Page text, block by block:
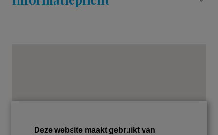
Deze website maakt gebruikt van